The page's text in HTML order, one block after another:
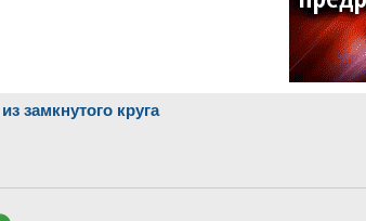
замкнутого круга